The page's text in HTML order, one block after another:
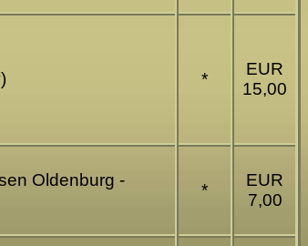
*
EUR
15,00
Oldenburg -
*
EUR
7,00